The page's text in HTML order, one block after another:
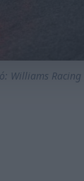
Williams Racing